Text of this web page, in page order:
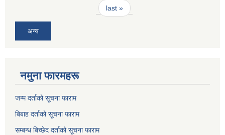
last »
अन्य
नमुना फारमहरू
जन्म दर्ताको सूचना फाराम
बिबाह दर्ताको सूचना फाराम
सम्बन्ध बिच्छेद दर्ताको सूचना फाराम